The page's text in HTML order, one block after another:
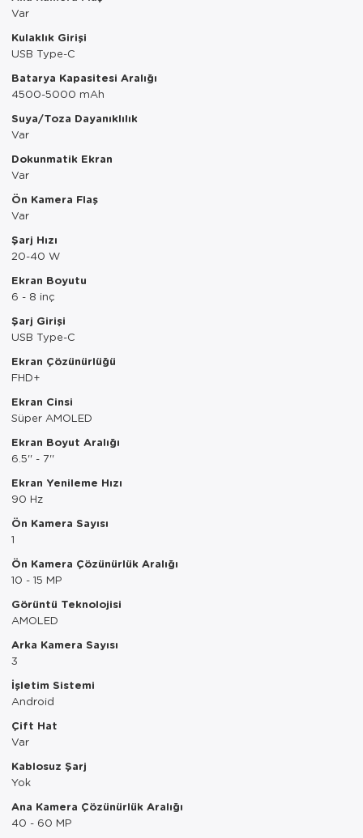
Var
Kulaklık Girişi
USB Type-C
Batarya Kapasitesi Aralığı
4500-5000 mAh
Suya/Toza Dayanıklılık
Var
Dokunmatik Ekran
Var
Ön Kamera Flaş
Var
Şarj Hızı
20-40 W
Ekran Boyutu
6 - 8 inç
Şarj Girişi
USB Type-C
Ekran Çözünürlüğü
FHD+
Ekran Cinsi
Süper AMOLED
Ekran Boyut Aralığı
6.5'' - 7''
Ekran Yenileme Hızı
90 Hz
Ön Kamera Sayısı
1
Ön Kamera Çözünürlük Aralığı
10 - 15 MP
Görüntü Teknolojisi
AMOLED
Arka Kamera Sayısı
3
İşletim Sistemi
Android
Çift Hat
Var
Kablosuz Şarj
Yok
Ana Kamera Çözünürlük Aralığı
40 - 60 MP